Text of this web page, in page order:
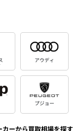
アウディ
プジョー
カーから買取相場を探す